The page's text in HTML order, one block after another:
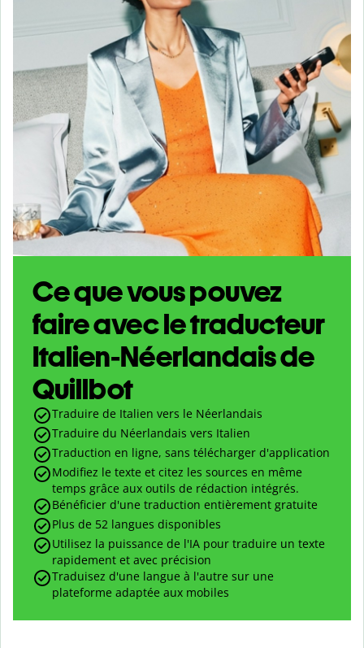
Ce que vous pouvez
faire avec le traducteur
Italien-Néerlandais de
Quillbot
Traduire de Italien vers le Néerlandais
Traduire du Néerlandais vers Italien
Traduction en ligne, sans télécharger d'application
Modifiez le texte et citez les sources en même
temps grâce aux outils de rédaction intégrés.
Bénéficier d'une traduction entièrement gratuite
Plus de 52 langues disponibles
Utilisez la puissance de l'IA pour traduire un texte
rapidement et avec précision
Traduisez d'une langue à l'autre sur une
plateforme adaptée aux mobiles